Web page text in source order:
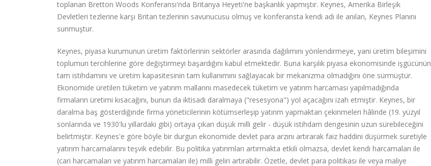
toplanan Bretton Woods Konferansı'nda Britanya Heyeti'ne başkanlık yapmıştır. Keynes, Amerika Birleşik
Devletleri tezlerine karşı Britan tezlerinin savunucusu olmuş ve konferansta kendi adı ile anılan, Keynes Planını
sunmuştur.
Keynes, piyasa kurumunun üretim faktörlerinin sektörler arasında dağılımını yönlendirmeye, yani üretim bileşimini
toplumun tercihlerine göre değiştirmeyi başardığını kabul etmektedir. Buna karşılık piyasa ekonomisinde işgücünün
tam istihdamını ve üretim kapasitesinin tam kullanımını sağlayacak bir mekanizma olmadığını öne sürmüştür.
Ekonomide üretilen tüketim ve yatırım mallarını masedecek tüketim ve yatırım harcaması yapılmadığında
firmaların üretimi kısacağını, bunun da iktisadi daralmaya ("resesyona") yol açacağını izah etmiştir. Keynes, bir
daralma baş gösterdiğinde firma yöneticilerinin kötümserleşip yatırım yapmaktan çekinmeleri hâlinde (19. yüzyıl
sonlarında ve 1930'lu yıllardaki gibi) ortaya çıkan düşük milli gelir - düşük istihdam dengesinin uzun sürebileceğini
belirtmiştir. Keynes'e göre böyle bir durgun ekonomide devlet para arzını artırarak faiz haddini düşürmek suretiyle
yatırım harcamalarını teşvik edebilir. Bu politika yatırımları artırmakta etkili olmazsa, devlet kendi harcamaları ile
(cari harcamaları ve yatırım harcamaları ile) milli geliri artırabilir. Özetle, devlet para politikası ile veya maliye